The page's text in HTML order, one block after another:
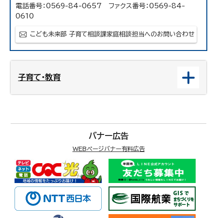
電話番号：0569-84-0657 ファクス番号：0569-84-
0610
こども未来部 子育て相談課家庭相談担当へのお問い合わせ
子育て・教育
バナー広告
WEBページバナー有料広告